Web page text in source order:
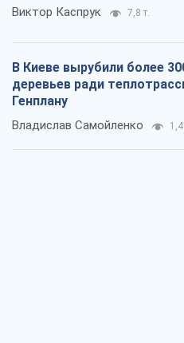
Виктор Каспрук 7,8 т.
В Киеве вырубили более
деревьев ради
Генплану
Владислав Самойленко 1,4